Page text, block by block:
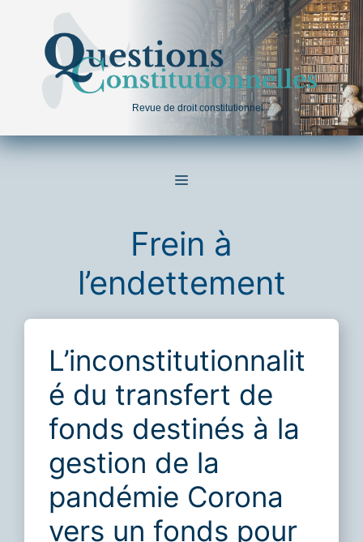
contenu
Revue de droit constitutionnel
MENU
Frein à
l’endettement
L’inconstitutionnalit
é du transfert de
fonds destinés à la
gestion de la
pandémie Corona
vers un fonds pour